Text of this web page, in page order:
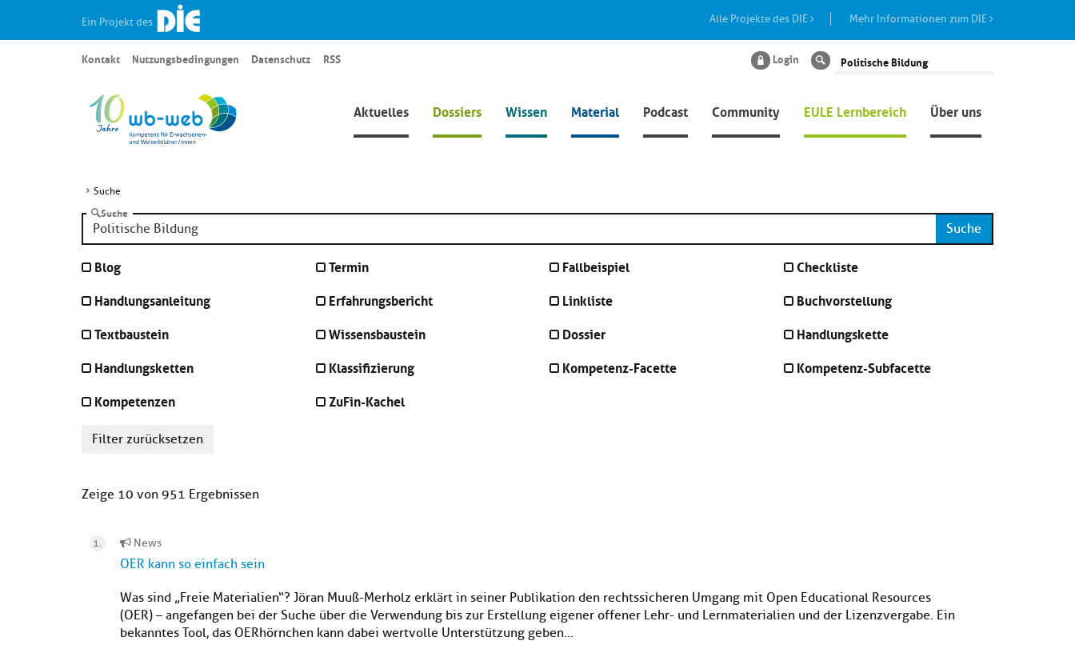
Ein Projekt des Alle Projekte des DIE Mehr Informationen zum DIE
Aktuelles Dossiers Wissen Material Podcast Community EULE Lernbereich Über uns
Kontakt Nutzungsbedingungen Datenschutz RSS Login Suche
Suche
Suche
Suche
Blog Termin Fallbeispiel
Checkliste
Handlungsanleitung
Erfahrungsbericht Linkliste
Buchvorstellung
Textbaustein
Wissensbaustein Dossier
Handlungskette
Handlungsketten
Klassifizierung Kompetenz-Facette
Kompetenz-Subfacette
Kompetenzen
ZuFin-Kachel
Filter zurücksetzen
Zeige 10 von 951 Ergebnissen
News
OER kann so einfach sein
Was sind „Freie Materialien“? Jöran Muuß-Merholz erklärt in seiner Publikation den rechtssicheren Umgang mit Open Educational Resources
(OER) – angefangen bei der Suche über die Verwendung bis zur Erstellung eigener offener Lehr- und Lernmaterialien und der Lizenzvergabe. Ein
bekanntes Tool, das OERhörnchen kann dabei wertvolle Unterstützung geben...